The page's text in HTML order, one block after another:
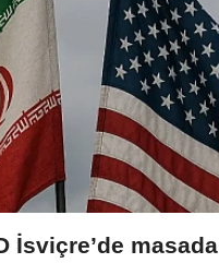
İsviçre’de masada